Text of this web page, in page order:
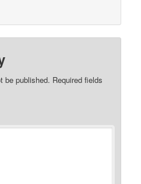
be published. Required fields